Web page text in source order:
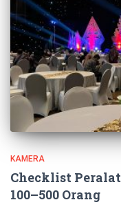
KAMERA
Checklist
100–500 Orang